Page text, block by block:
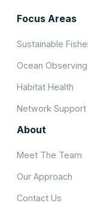
Focus Areas
Sustainable
Ocean Observing
Habitat Health
Network Support
About
Meet The Team
Our Approach
Contact Us